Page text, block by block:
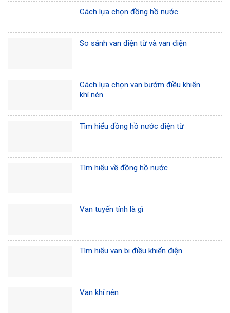
Cách lựa chọn đồng hồ nước
So sánh van điện từ và van điện
Cách lựa chọn van bướm điều khiển
khí nén
Tìm hiểu đồng hồ nước điện từ
Tìm hiểu về đồng hồ nước
Van tuyến tính là gì
Tìm hiểu van bi điều khiển điện
Van khí nén